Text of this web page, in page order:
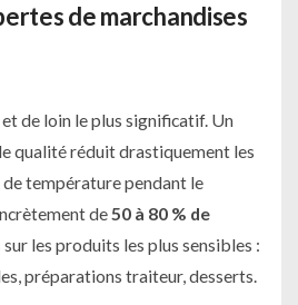
de marchandises
de loin le plus significatif. Un
qualité réduit drastiquement les
température pendant le
de50 à 80 % de
sur les produits les plus sensibles :
préparations traiteur, desserts.